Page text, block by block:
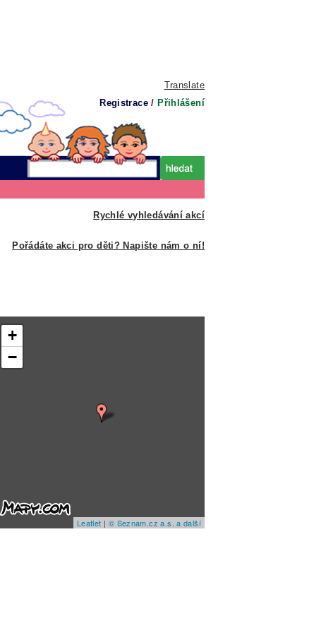
Translate
Registrace / Přihlášení
Rychlé vyhledávání akcí
Pořádáte akci pro děti? Napište nám o ní!
+
−
Leaflet | © Seznam.cz a.s. a další